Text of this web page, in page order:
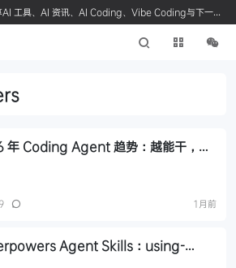
AI 工具、AI 资讯、AI Coding、Vibe Coding与下一代
我们
年 Coding Agent 趋势：越能干，越
1月前
Agent Skills：using-